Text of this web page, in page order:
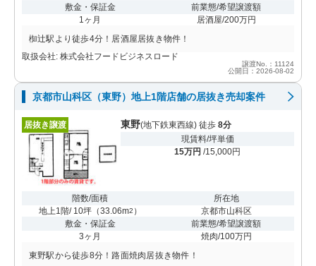
敷金・保証金
1ヶ月
前業態/希望譲渡額
居酒屋/200万円
椥辻駅より徒歩4分！居酒屋居抜き物件！
取扱会社: 株式会社フードビジネスロード
譲渡No.：11124
公開日：2026-08-02
京都市山科区（東野）地上1階店舗の居抜き売却案件
居抜き譲渡 東野(地下鉄東西線) 徒歩 8分
現賃料/坪単価
15万円 /15,000円
階数/面積
地上1階/ 10坪（33.06m2 ）
所在地
京都市山科区
敷金・保証金
3ヶ月
前業態/希望譲渡額
焼肉/100万円
東野駅から徒歩8分！路面焼肉居抜き物件！